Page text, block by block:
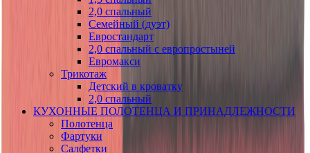
2,0 спальный
Семейный (дуэт)
Евростандарт
2,0 спальный с европростыней
Евромакси
Трикотаж
Детский в кроватку
2,0 спальный
КУХОННЫЕ ПОЛОТЕНЦА И ПРИНАДЛЕЖНОСТИ
Полотенца
Фартуки
Салфетки